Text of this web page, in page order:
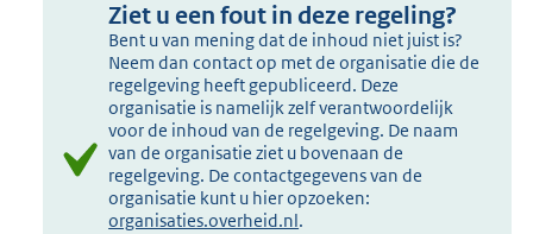
Ziet u een fout in deze regeling?
Bent u van mening dat de inhoud niet juist is?
Neem dan contact op met de organisatie die de
regelgeving heeft gepubliceerd. Deze
organisatie is namelijk zelf verantwoordelijk
voor de inhoud van de regelgeving. De naam
van de organisatie ziet u bovenaan de
regelgeving. De contactgegevens van de
organisatie kunt u hier opzoeken:
organisaties.overheid.nl.